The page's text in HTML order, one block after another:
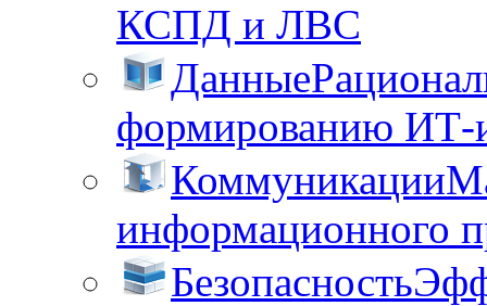
КСПД и ЛВС
Данные
формированию ИТ-
Коммуникации
информационного
Безопасность